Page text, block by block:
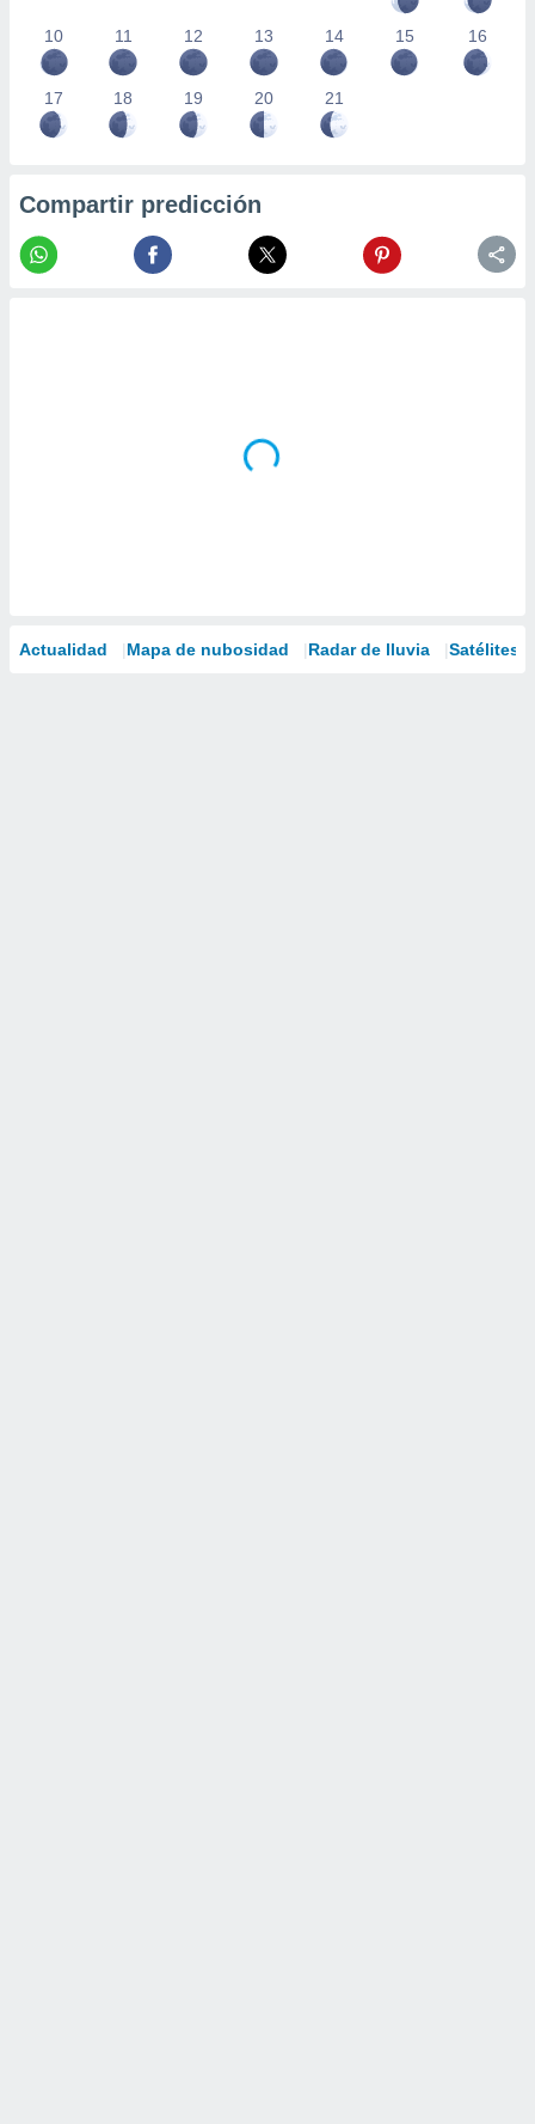
10 11 12 13 14 15 16
17 18 19 20 21
Compartir predicción
Actualidad Mapa de nubosidad Radar de lluvia Satélites